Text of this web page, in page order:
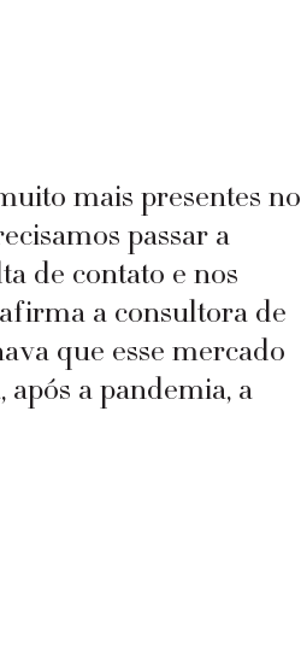
mais presentes no
passar a
de contato e nos
a consultora de
que esse mercado
a pandemia, a